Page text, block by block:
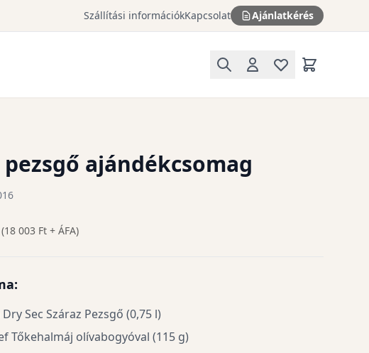
Szállítási információkKapcsolat Ajánlatkérés
ajándékcsomag
(18 003 Ft + ÁFA)
Sec Száraz Pezsgő (0,75 l)
Tőkehalmáj olívabogyóval (115 g)